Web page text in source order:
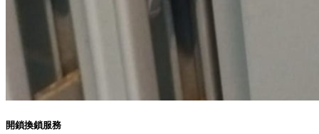
開鎖換鎖服務